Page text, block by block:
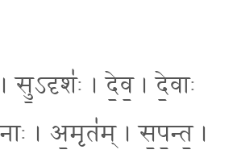
सु॒ऽदृशः॑ । दे॒व॒ । दे॒वाः
। अ॒मृत॑म् । स॒प॒न्त॒ ।